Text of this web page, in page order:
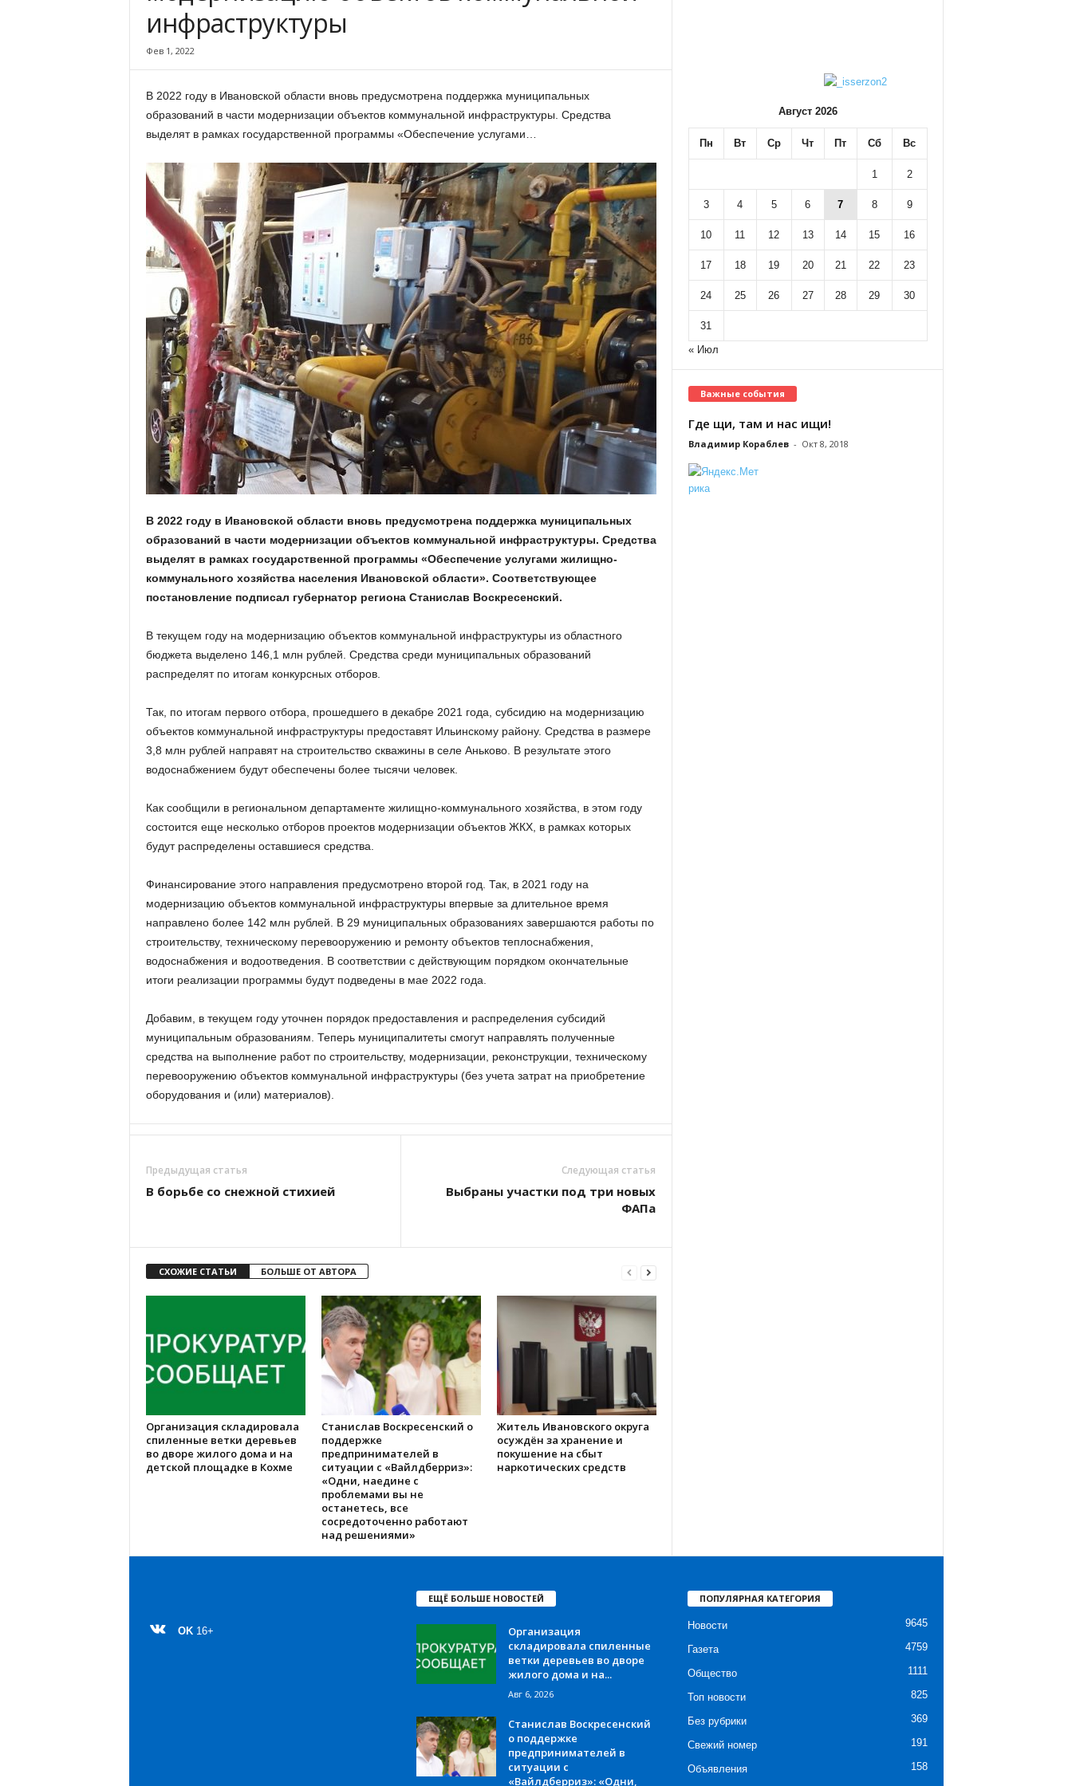
И
инфраструктуры
Фев 1, 2022
В 2022 году в Ивановской области вновь предусмотрена поддержка муниципальных
образований в части модернизации объектов коммунальной инфраструктуры. Средства
выделят в рамках государственной программы «Обеспечение услугами…
В 2022 году в Ивановской области вновь предусмотрена поддержка муниципальных
образований в части модернизации объектов коммунальной инфраструктуры. Средства
выделят в рамках государственной программы «Обеспечение услугами жилищно-
коммунального хозяйства населения Ивановской области». Соответствующее
постановление подписал губернатор региона Станислав Воскресенский.
В текущем году на модернизацию объектов коммунальной инфраструктуры из областного
бюджета выделено 146,1 млн рублей. Средства среди муниципальных образований
распределят по итогам конкурсных отборов.
Так, по итогам первого отбора, прошедшего в декабре 2021 года, субсидию на модернизацию
объектов коммунальной инфраструктуры предоставят Ильинскому району. Средства в размере
3,8 млн рублей направят на строительство скважины в селе Аньково. В результате этого
водоснабжением будут обеспечены более тысячи человек.
Как сообщили в региональном департаменте жилищно-коммунального хозяйства, в этом году
состоится еще несколько отборов проектов модернизации объектов ЖКХ, в рамках которых
будут распределены оставшиеся средства.
Финансирование этого направления предусмотрено второй год. Так, в 2021 году на
модернизацию объектов коммунальной инфраструктуры впервые за длительное время
направлено более 142 млн рублей. В 29 муниципальных образованиях завершаются работы по
строительству, техническому перевооружению и ремонту объектов теплоснабжения,
водоснабжения и водоотведения. В соответствии с действующим порядком окончательные
итоги реализации программы будут подведены в мае 2022 года.
Добавим, в текущем году уточнен порядок предоставления и распределения субсидий
муниципальным образованиям. Теперь муниципалитеты смогут направлять полученные
средства на выполнение работ по строительству, модернизации, реконструкции, техническому
перевооружению объектов коммунальной инфраструктуры (без учета затрат на приобретение
оборудования и (или) материалов).
Предыдущая статья
В борьбе со снежной стихией
Следующая статья
Выбраны участки под три новых
ФАПа
СХОЖИЕ СТАТЬИ БОЛЬШЕ ОТ АВТОРА
Организация складировала
спиленные ветки деревьев
во дворе жилого дома и на
детской площадке в Кохме
Станислав Воскресенский о
поддержке
предпринимателей в
ситуации с «Вайлдберриз»:
«Одни, наедине с
проблемами вы не
останетесь, все
сосредоточенно работают
над решениями»
Житель Ивановского округа
осуждён за хранение и
покушение на сбыт
наркотических средств
Август 2026
Пн Вт Ср Чт Пт Сб Вс
1 2
3 4 5 6 7 8 9
10 11 12 13 14 15 16
17 18 19 20 21 22 23
24 25 26 27 28 29 30
31
« Июл
Важные события
Где щи, там и нас ищи!
Владимир Кораблев - Окт 8, 2018
OK 16+
ЕЩЁ БОЛЬШЕ НОВОСТЕЙ
Организация
складировала спиленные
ветки деревьев во дворе
жилого дома и на...
Авг 6, 2026
Станислав Воскресенский
о поддержке
предпринимателей в
ситуации с
«Вайлдберриз»: «Одни,
ПОПУЛЯРНАЯ КАТЕГОРИЯ
Новости 9645
Газета 4759
Общество 1111
Топ новости 825
Без рубрики 369
Свежий номер 191
Объявления 158